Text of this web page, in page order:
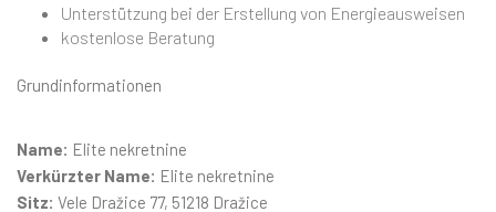
Unterstützung bei der Erstellung von Energieausweisen
kostenlose Beratung
Grundinformationen
Name: Elite nekretnine
Verkürzter Name: Elite nekretnine
Sitz: Vele Dražice 77, 51218 Dražice